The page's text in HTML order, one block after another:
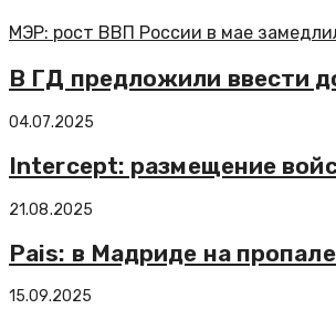
МЭР: рост ВВП России в мае
В ГД предложили ввести
04.07.2025
Intercept: размещение
21.08.2025
Pais: в Мадриде на
15.09.2025